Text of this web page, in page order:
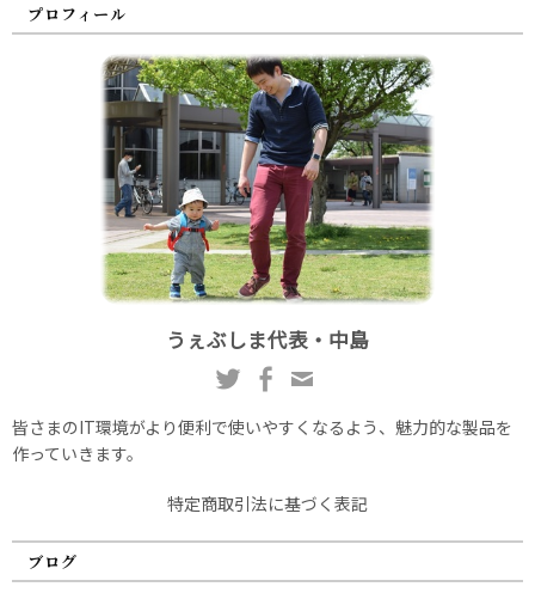
プロフィール
うぇぶしま代表・中島
皆さまのIT環境がより便利で使いやすくなるよう、魅力的な製品を
作っていきます。
特定商取引法に基づく表記
ブログ